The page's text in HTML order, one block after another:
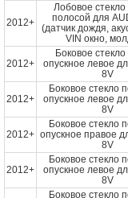
2012+
Лобовое стекло
полосой для
(датчик дождя,
VIN окно,
2012+
Боковое
опускное левое
8V
2012+
Боковое стекло
опускное левое
8V
2012+
Боковое стекло
опускное правое
8V
2012+
Боковое стекло
опускное левое
8V
Боковое стекло